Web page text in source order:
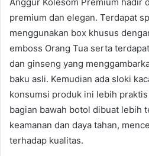
premium dan elegan. Terdapat
menggunakan box khusus
emboss Orang Tua serta
dan ginseng yang
baku asli. Kemudian ada sloki
konsumsi produk ini lebih
bagian bawah botol dibuat lebih
keamanan dan daya tahan,
terhadap kualitas.